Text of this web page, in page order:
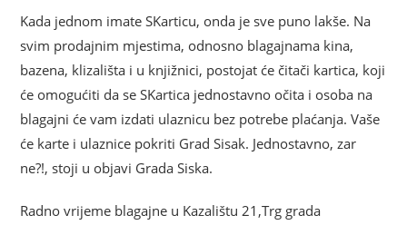
Kada jednom imate SKarticu, onda je sve puno lakše. Na
svim prodajnim mjestima, odnosno blagajnama kina,
bazena, klizališta i u knjižnici, postojat će čitači kartica, koji
će omogućiti da se SKartica jednostavno očita i osoba na
blagajni će vam izdati ulaznicu bez potrebe plaćanja. Vaše
će karte i ulaznice pokriti Grad Sisak. Jednostavno, zar
ne?!, stoji u objavi Grada Siska.
Radno vrijeme blagajne u Kazalištu 21,Trg grada